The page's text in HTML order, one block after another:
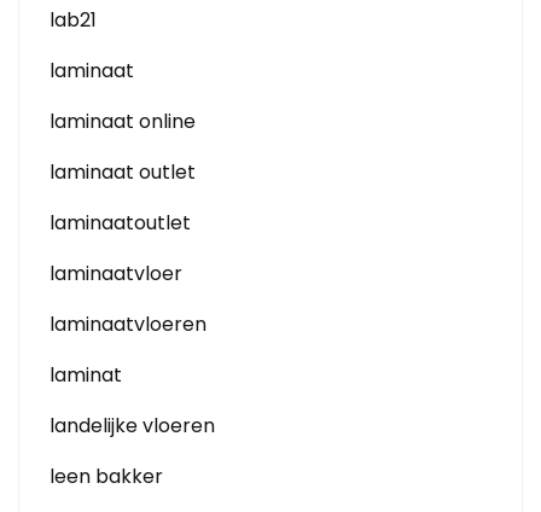
lab21
laminaat
laminaat online
laminaat outlet
laminaatoutlet
laminaatvloer
laminaatvloeren
laminat
landelijke vloeren
leen bakker